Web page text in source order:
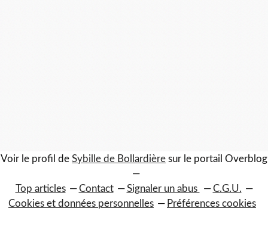
Voir le profil de Sybille de Bollardière sur le portail Overblog
Top articles Contact Signaler un abus
C.G.U.
Cookies et données personnelles
Préférences cookies